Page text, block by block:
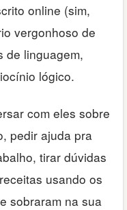
online (sim,
vergonhoso de
de linguagem,
lógico.
com eles sobre
pedir ajuda pra
tirar dúvidas
usando os
sobraram na sua